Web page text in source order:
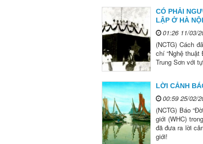
CÓ PHẢI
LẬP Ở HÀ
01:26 11/03/
(NCTG) Cách
chí “Nghệ
Trung Sơn với
LỜI CẢNH
00:59 25/02/
(NCTG) Báo
giới (WHC)
đã đưa ra lời
giới!